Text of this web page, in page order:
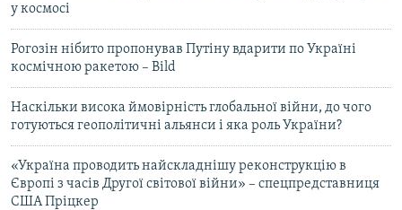
у космосі
Рогозін нібито пропонував Путіну вдарити по Україні
космічною ракетою – Bild
Наскільки висока ймовірність глобальної війни, до чого
готуються геополітичні альянси і яка роль України?
«Україна проводить найскладнішу реконструкцію в
Європі з часів Другої світової війни» – спецпредставниця
США Пріцкер